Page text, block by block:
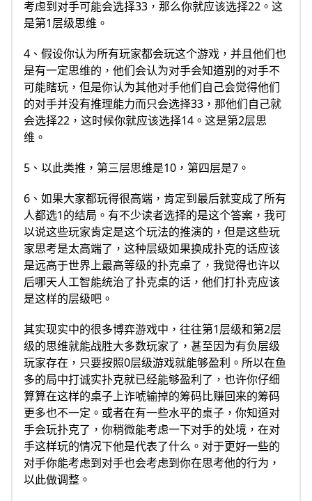
考虑到对手可能会选择33，那么你就应该选择22。这
是第1层级思维。
4、假设你认为所有玩家都会玩这个游戏，并且他们也
是有一定思维的，他们会认为对手会知道别的对手不
可能瞎玩，但是你认为其他对手他们自己会觉得他们
的对手并没有推理能力而只会选择33，那他们自己就
会选择22，这时候你就应该选择14。这是第2层思
维。
5、以此类推，第三层思维是10，第四层是7。
6、如果大家都玩得很高端，肯定到最后就变成了所有
人都选1的结局。有不少读者选择的是这个答案，我可
以说这些玩家肯定是这个玩法的推演的，但是这些玩
家思考是太高端了，这种层级如果换成扑克的话应该
是远高于世界上最高等级的扑克桌了，我觉得也许以
后哪天人工智能统治了扑克桌的话，他们打扑克应该
是这样的层级吧。
其实现实中的很多博弈游戏中，往往第1层级和第2层
级的思维就能战胜大多数玩家了，甚至因为有负层级
玩家存在，只要按照0层级游戏就能够盈利。所以在鱼
多的局中打诚实扑克就已经能够盈利了，也许你仔细
算算在这样的桌子上诈唬输掉的筹码比赚回来的筹码
更多也不一定。或者在有一些水平的桌子，你知道对
手会玩扑克了，你稍微能考虑一下对手的处境，在对
手这样玩的情况下他是代表了什么。对于更好一些的
对手你能考虑到对手也会考虑到你在思考他的行为，
以此做调整。